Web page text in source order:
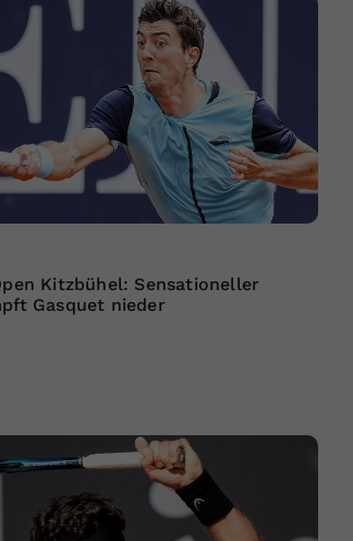
Kitzbühel: Sensationeller
Gasquet nieder